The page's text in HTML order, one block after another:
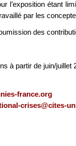
l’exposition étant
par les
des
à partir de juin/juillet
france.org
crises@cites-